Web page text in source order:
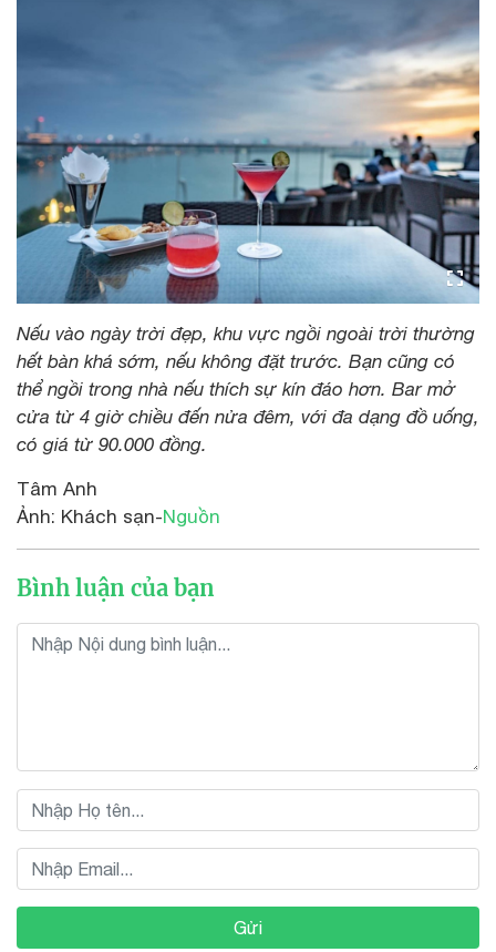
Nếu vào ngày trời đẹp, khu vực ngồi ngoài trời thường
hết bàn khá sớm, nếu không đặt trước. Bạn cũng có
thể ngồi trong nhà nếu thích sự kín đáo hơn. Bar mở
cửa từ 4 giờ chiều đến nửa đêm, với đa dạng đồ uống,
có giá từ 90.000 đồng.
Tâm Anh
Ảnh: Khách sạn-Nguồn
Bình luận của bạn
Gửi